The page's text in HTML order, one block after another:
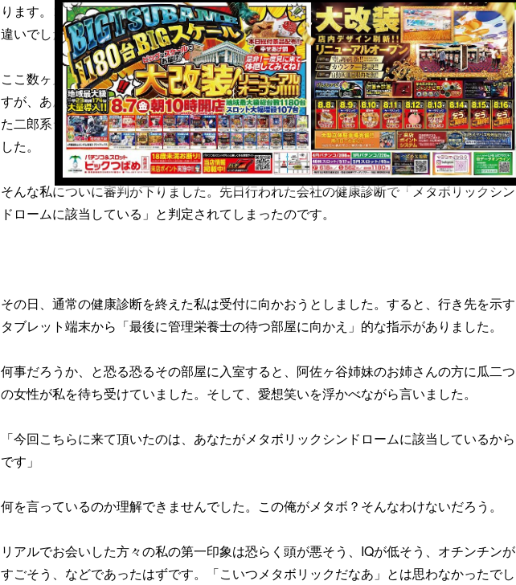
ります。コラム内で「ランニングはダイエットに効果あり」と書いたのですが、それは間
違いでした。厳密に言うと「ランニングは45歳以下のダイエットに効果がある」でした。
ここ数ヶ月、何となくズボンのウエストがきついかもしれない、とは思っていました。で
すが、あんなに走っている俺が太るわけがないし、何より体重が増えていたら最近ハマっ
た二郎系ラーメンに行きづらくなってしまう、と頑なに体重計に乗ることから逃げていま
した。
そんな私についに審判が下りました。先日行われた会社の健康診断で「メタボリックシン
ドロームに該当している」と判定されてしまったのです。
その日、通常の健康診断を終えた私は受付に向かおうとしました。すると、行き先を示す
タブレット端末から「最後に管理栄養士の待つ部屋に向かえ」的な指示がありました。
何事だろうか、と恐る恐るその部屋に入室すると、阿佐ヶ谷姉妹のお姉さんの方に瓜二つ
の女性が私を待ち受けていました。そして、愛想笑いを浮かべながら言いました。
「今回こちらに来て頂いたのは、あなたがメタボリックシンドロームに該当しているから
です」
何を言っているのか理解できませんでした。この俺がメタボ？そんなわけないだろう。
リアルでお会いした方々の私の第一印象は恐らく頭が悪そう、IQが低そう、オチンチンが
すごそう、などであったはずです。「こいつメタボリックだなあ」とは思わなかったでし